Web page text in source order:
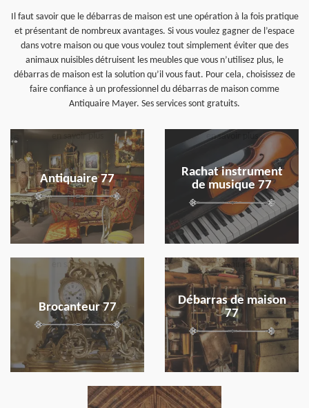
Il faut savoir que le débarras de maison est une opération à la fois pratique
et présentant de nombreux avantages. Si vous voulez gagner de l’espace
dans votre maison ou que vous voulez tout simplement éviter que des
animaux nuisibles détruisent les meubles que vous n’utilisez plus, le
débarras de maison est la solution qu’il vous faut. Pour cela, choisissez de
faire confiance à un professionnel du débarras de maison comme
Antiquaire Mayer. Ses services sont gratuits.
Antiquaire 77
en savoir plus
Rachat instrument
de musique 77
en savoir plus
Brocanteur 77
en savoir plus
Débarras de maison
77
en savoir plus
en savoir plus